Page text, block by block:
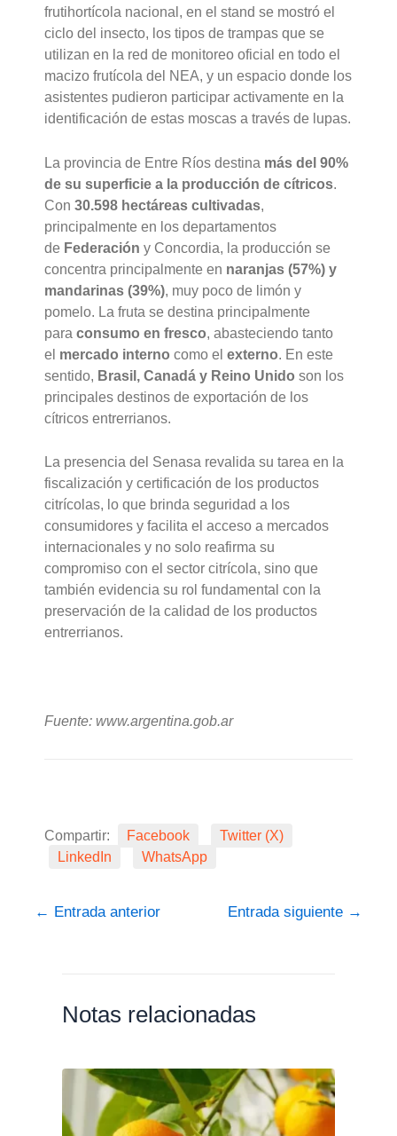
frutihortícola nacional, en el stand se mostró el
ciclo del insecto, los tipos de trampas que se
utilizan en la red de monitoreo oficial en todo el
macizo frutícola del NEA, y un espacio donde los
asistentes pudieron participar activamente en la
identificación de estas moscas a través de lupas.
La provincia de Entre Ríos destina más del 90%
de su superficie a la producción de cítricos.
Con30.598 hectáreas cultivadas,
principalmente en los departamentos
de Federación y Concordia, la producción se
concentra principalmente en naranjas (57%) y
mandarinas (39%), muy poco de limón y
pomelo. La fruta se destina principalmente
paraconsumo en fresco, abasteciendo tanto
el mercado interno como elexterno. En este
sentido, Brasil, Canadá y Reino Unido son los
principales destinos de exportación de los
cítricos entrerrianos.
La presencia del Senasa revalida su tarea en la
fiscalización y certificación de los productos
citrícolas, lo que brinda seguridad a los
consumidores y facilita el acceso a mercados
internacionales y no solo reafirma su
compromiso con el sector citrícola, sino que
también evidencia su rol fundamental con la
preservación de la calidad de los productos
entrerrianos.
Fuente: www.argentina.gob.ar
Compartir: Facebook
Twitter (X)
LinkedIn
WhatsApp
← Entrada anterior Entrada siguiente →
Notas relacionadas